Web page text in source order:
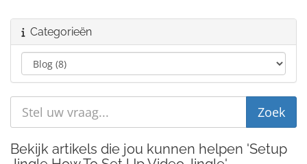
Categorieën
Bekijk artikels die jou kunnen helpen 'Setup